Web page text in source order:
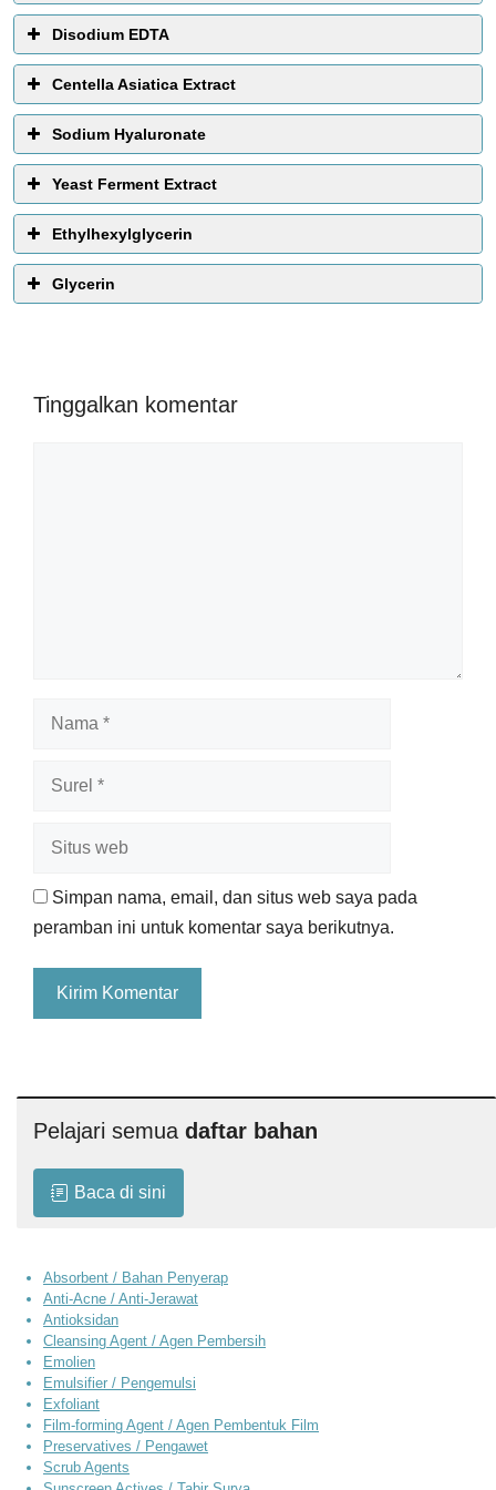
Disodium EDTA
Centella Asiatica Extract
Sodium Hyaluronate
Yeast Ferment Extract
Ethylhexylglycerin
Glycerin
Tinggalkan komentar
Simpan nama, email, dan situs web saya pada
peramban ini untuk komentar saya berikutnya.
Pelajari semua daftar bahan
Baca di sini
Absorbent / Bahan Penyerap
Anti-Acne / Anti-Jerawat
Antioksidan
Cleansing Agent / Agen Pembersih
Emolien
Emulsifier / Pengemulsi
Exfoliant
Film-forming Agent / Agen Pembentuk Film
Preservatives / Pengawet
Scrub Agents